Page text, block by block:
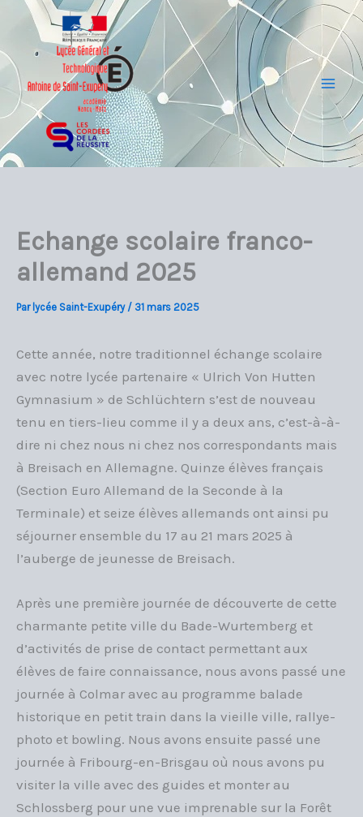
Aller
contenu
Echange scolaire franco-
allemand 2025
Par lycée Saint-Exupéry / 31 mars 2025
Cette année, notre traditionnel échange scolaire
avec notre lycée partenaire « Ulrich Von Hutten
Gymnasium » de Schlüchtern s’est de nouveau
tenu en tiers-lieu comme il y a deux ans, c’est-à-à-
dire ni chez nous ni chez nos correspondants mais
à Breisach en Allemagne. Quinze élèves français
(Section Euro Allemand de la Seconde à la
Terminale) et seize élèves allemands ont ainsi pu
séjourner ensemble du 17 au 21 mars 2025 à
l’auberge de jeunesse de Breisach.
Après une première journée de découverte de cette
charmante petite ville du Bade-Wurtemberg et
d’activités de prise de contact permettant aux
élèves de faire connaissance, nous avons passé une
journée à Colmar avec au programme balade
historique en petit train dans la vieille ville, rallye-
photo et bowling. Nous avons ensuite passé une
journée à Fribourg-en-Brisgau où nous avons pu
visiter la ville avec des guides et monter au
Schlossberg pour une vue imprenable sur la Forêt